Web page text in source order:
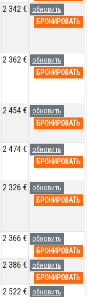
2 342 €
обновить
БРОНИРОВАТЬ
2 362 €
обновить
БРОНИРОВАТЬ
2 454 €
обновить
БРОНИРОВАТЬ
2 474 €
обновить
БРОНИРОВАТЬ
2 326 €
обновить
БРОНИРОВАТЬ
2 366 €
обновить
БРОНИРОВАТЬ
2 386 €
обновить
БРОНИРОВАТЬ
2 522 €
обновить